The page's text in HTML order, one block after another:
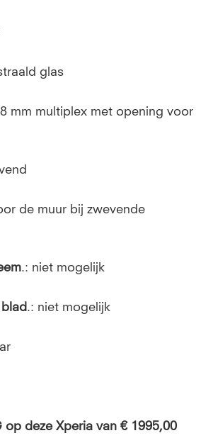
glas
mm multiplex met opening voor
de muur bij zwevende
.: niet mogelijk
.: niet mogelijk
op deze Xperia van € 1995,00